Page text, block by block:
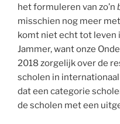
het formuleren van zo’n
misschien nog meer
komt niet echt tot leven
Jammer, want onze
2018 zorgelijk over de
scholen in
dat een categorie
de scholen met een